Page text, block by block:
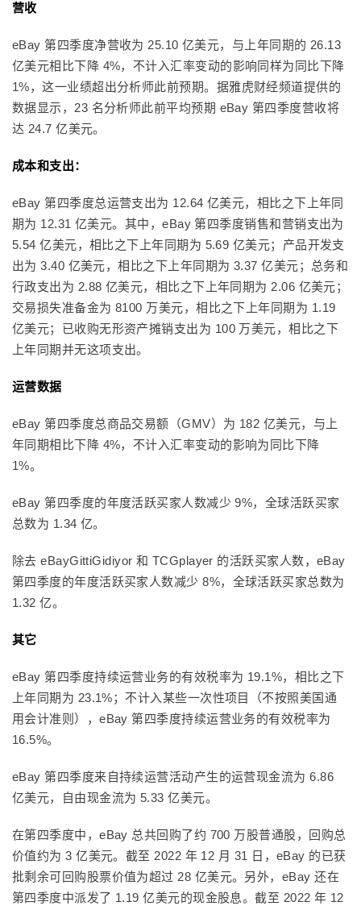
营收
eBay 第四季度净营收为 25.10 亿美元，与上年同期的 26.13
亿美元相比下降 4%，不计入汇率变动的影响同样为同比下降
1%，这一业绩超出分析师此前预期。据雅虎财经频道提供的
数据显示，23 名分析师此前平均预期 eBay 第四季度营收将
达 24.7 亿美元。
成本和支出：
eBay 第四季度总运营支出为 12.64 亿美元，相比之下上年同
期为 12.31 亿美元。其中，eBay 第四季度销售和营销支出为
5.54 亿美元，相比之下上年同期为 5.69 亿美元；产品开发支
出为 3.40 亿美元，相比之下上年同期为 3.37 亿美元；总务和
行政支出为 2.88 亿美元，相比之下上年同期为 2.06 亿美元；
交易损失准备金为 8100 万美元，相比之下上年同期为 1.19
亿美元；已收购无形资产摊销支出为 100 万美元，相比之下
上年同期并无这项支出。
运营数据
eBay 第四季度总商品交易额（GMV）为 182 亿美元，与上
年同期相比下降 4%，不计入汇率变动的影响为同比下降
1%。
eBay 第四季度的年度活跃买家人数减少 9%，全球活跃买家
总数为 1.34 亿。
除去 eBayGittiGidiyor 和 TCGplayer 的活跃买家人数，eBay
第四季度的年度活跃买家人数减少 8%，全球活跃买家总数为
1.32 亿。
其它
eBay 第四季度持续运营业务的有效税率为 19.1%，相比之下
上年同期为 23.1%；不计入某些一次性项目（不按照美国通
用会计准则），eBay 第四季度持续运营业务的有效税率为
16.5%。
eBay 第四季度来自持续运营活动产生的运营现金流为 6.86
亿美元，自由现金流为 5.33 亿美元。
在第四季度中，eBay 总共回购了约 700 万股普通股，回购总
价值约为 3 亿美元。截至 2022 年 12 月 31 日，eBay 的已获
批剩余可回购股票价值为超过 28 亿美元。另外，eBay 还在
第四季度中派发了 1.19 亿美元的现金股息。截至 2022 年 12